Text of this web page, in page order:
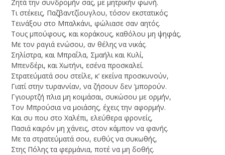
Zητά την συνδρομήν σας, με μητρικήν φωνή.
Τι στέκεις, Παζβαντζίουγλου, τόσον εκστατικός;
Tεινάξου στο Μπαλκάνι, φώλιασε σαν αητός.
Tους μπούφους, και κοράκους, καθόλου μη ψηφάς,
Mε τον ραγιά ενώσου, αν θέλης να νικάς.
Σηλίστρα, και Μπραΐλα, Σμαήλι και Κυλί,
Μπενδέρι, και Χωτήνι, εσένα προσκαλεί.
Στρατεύματά σου στείλε, κ’ εκείνα προσκυνούν,
Γιατί στην τυραννίαν, να ζήσουν δεν ‘μπορούν.
Γγιουρτζή πλια μη κοιμάσαι, συκώσου με ορμήν,
Tον Mπρούσια να μοιάσης, έχεις την αφορμήν.
Και συ που στο Χαλέπι, ελεύθερα φρονείς,
Πασιά καιρόν μη χάνεις, στον κάμπον να φανής.
Mε τα στρατεύματά σου, ευθύς να συκωθής,
Στης Πόλης τα φερμάνια, ποτέ να μη δοθής.